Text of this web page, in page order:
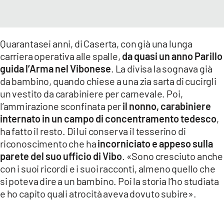
Quarantasei anni, di Caserta, con già una lunga
carriera operativa alle spalle, da quasi un anno Parillo
guida l’Arma nel Vibonese . La divisa la sognava già
da bambino, quando chiese a una zia sarta di cucirgli
un vestito da carabiniere per carnevale. Poi,
l’ammirazione sconfinata peril nonno, carabiniere
internato in un campo di concentramento tedesco,
ha fatto il resto. Di lui conserva il tesserino di
riconoscimento che haincorniciato e appeso sulla
parete del suo ufficio di Vibo . «Sono cresciuto anche
con i suoi ricordi e i suoi racconti, almeno quello che
si poteva dire a un bambino. Poi la storia l’ho studiata
e ho capito quali atrocità aveva dovuto subire».